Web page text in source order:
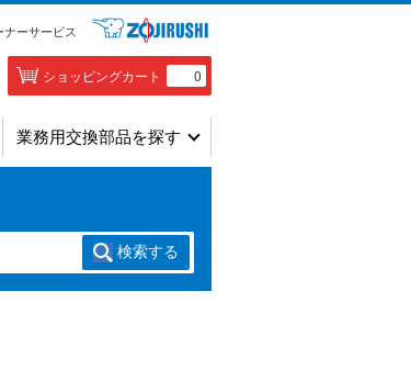
ーサービス
ショッピングカート 0
業務用交換部品を探す
検索する